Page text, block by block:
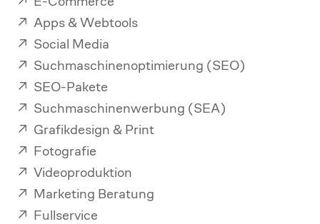
Apps & Webtools
Social Media
Suchmaschinenoptimierung (SEO)
SEO-Pakete
Suchmaschinenwerbung (SEA)
Grafikdesign & Print
Fotografie
Videoproduktion
Marketing Beratung
Fullservice